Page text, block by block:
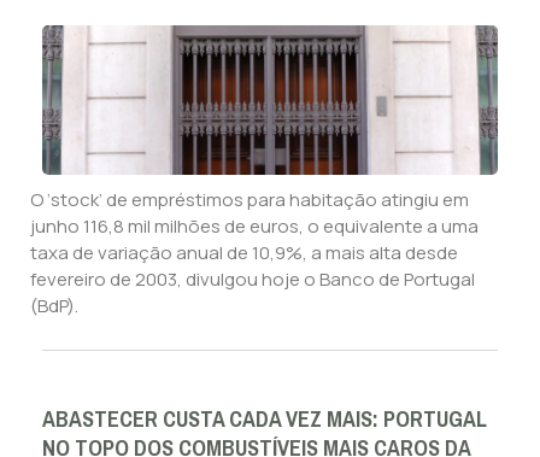
O ‘stock’ de empréstimos para habitação atingiu em
junho 116,8 mil milhões de euros, o equivalente a uma
taxa de variação anual de 10,9%, a mais alta desde
fevereiro de 2003, divulgou hoje o Banco de Portugal
(BdP).
ABASTECER CUSTA CADA VEZ MAIS: PORTUGAL
NO TOPO DOS COMBUSTÍVEIS MAIS CAROS DA